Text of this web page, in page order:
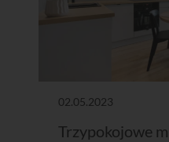
02.05.2023
Trzypokojowe